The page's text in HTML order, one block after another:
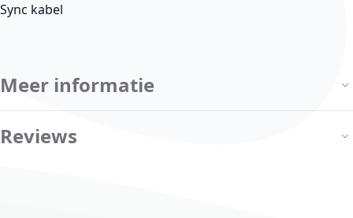
Sync kabel
Meer informatie
Reviews